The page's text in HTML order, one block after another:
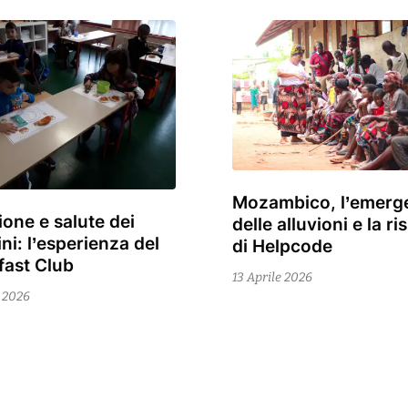
e salute dei
l’esperienza del
Club
Mozambico,
delle alluvioni e la
di Helpcode
13 Aprile 2026
15
Aprile
2026